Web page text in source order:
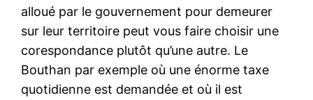
alloué par le gouvernement pour demeurer
sur leur territoire peut vous faire choisir une
corespondance plutôt qu’une autre. Le
Bouthan par exemple où une énorme taxe
quotidienne est demandée et où il est